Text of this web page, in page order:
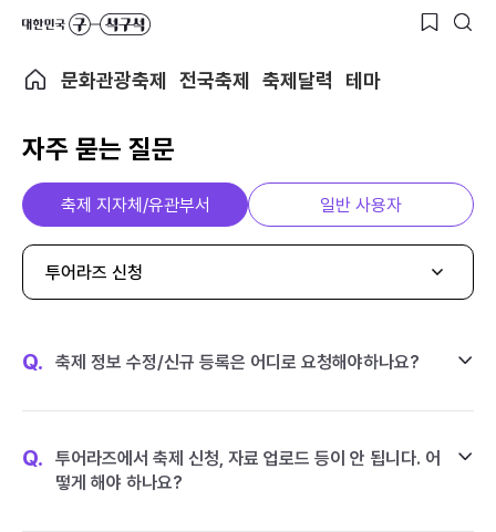
문화관광축제 전국축제 축제달력 테마
자주 묻는 질문
축제 지자체/유관부서 일반 사용자
투어라즈 신청
Q. 축제 정보 수정/신규 등록은 어디로 요청해야하나요?
Q.
투어라즈에서 축제 신청, 자료 업로드 등이 안 됩니다. 어
떻게 해야 하나요?